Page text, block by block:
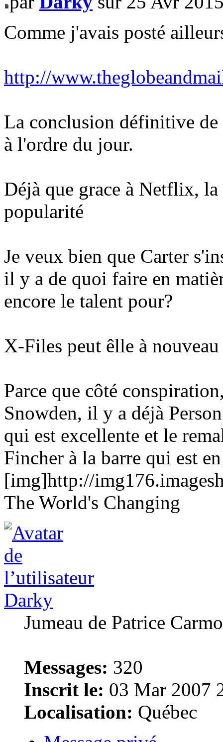
Comme j'avais posté
http://
La conclusion définitive de
à l'ordre du jour.
Déjà que grace à Netflix,
popularité
Je veux bien que Carter
il y a de quoi faire en
encore le talent pour?
X-Files peut êlle à
Parce que côté
Snowden, il y a déjà
qui est excellente et le
Fincher à la barre qui est
[img]http://
The World's Changing
Darky
Jumeau de Patrice
Messages: 320
Inscrit le: 03 Mar 2007
Localisation: Québec